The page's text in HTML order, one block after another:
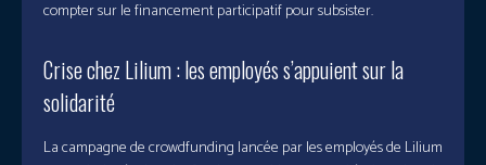
compter sur le financement participatif pour subsister.
Crise chez Lilium : les employés s’appuient sur la
solidarité
La campagne de crowdfunding lancée par les employés de Lilium